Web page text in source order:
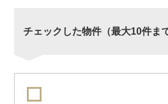
チェックした物件（最大10件ま